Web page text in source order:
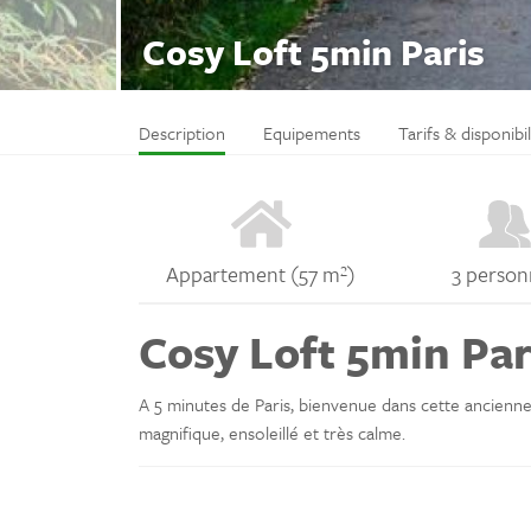
Cosy Loft 5min Paris
Description Equipements Tarifs &
Appartement (57 m²) 3
Cosy Loft 5min
A 5 minutes de Paris, bienvenue dans cette
magnifique, ensoleillé et très calme.